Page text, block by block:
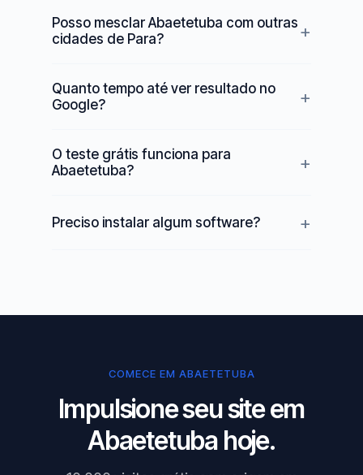
Posso mesclar Abaetetuba com outras
cidades de Para?
Quanto tempo até ver resultado no
Google?
O teste grátis funciona para
Abaetetuba?
Preciso instalar algum software?
COMECE EM ABAETETUBA
Impulsione seu site em
Abaetetuba hoje.